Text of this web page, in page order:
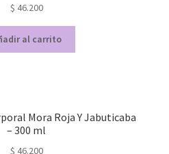
$ 46.200
al carrito
Mora Roja Y Jabuticaba
– 300 ml
$ 46.200